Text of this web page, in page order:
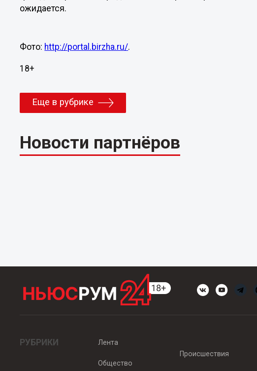
ожидается.
Фото: http://portal.birzha.ru/.
18+
Еще в рубрике
Новости партнёров
РУБРИКИ Лента
Общество
Происшествия